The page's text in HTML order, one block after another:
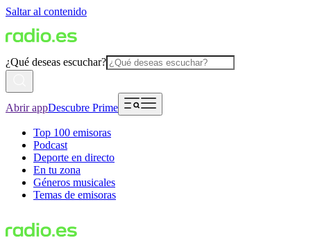
Saltar al contenido
¿Qué deseas escuchar?
Abrir appDescubre Prime
Top 100 emisoras
Podcast
Deporte en directo
En tu zona
Géneros musicales
Temas de emisoras